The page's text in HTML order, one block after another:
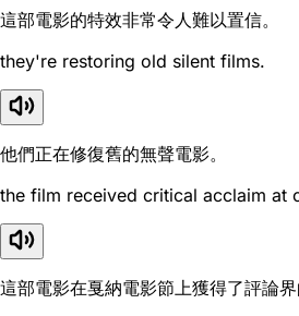
這部電影的特效非常令人難以置信。
they're restoring old silent films.
他們正在修復舊的無聲電影。
the film received critical acclaim at
這部電影在戛納電影節上獲得了評論界